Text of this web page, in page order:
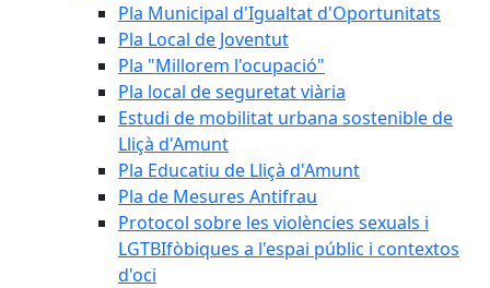
Pla Municipal d'Igualtat d'Oportunitats
Pla Local de Joventut
Pla "Millorem l'ocupació"
Pla local de seguretat viària
Estudi de mobilitat urbana sostenible de
Lliçà d'Amunt
Pla Educatiu de Lliçà d'Amunt
Pla de Mesures Antifrau
Protocol sobre les violències sexuals i
LGTBIfòbiques a l'espai públic i contextos
d'oci